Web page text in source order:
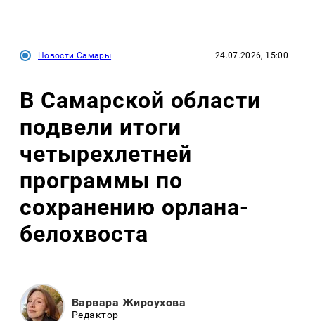
Новости Самары 24.07.2026, 15:00
В Самарской области
подвели итоги
четырехлетней
программы по
сохранению орлана-
белохвоста
Варвара Жироухова
Редактор